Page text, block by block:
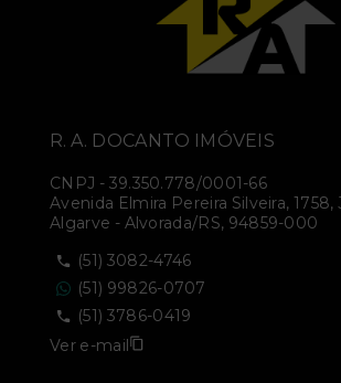
R. A. DOCANTO IMÓVEIS
CNPJ - 39.350.778/0001-66
Avenida Elmira Pereira Silveira, 1758,
Algarve - Alvorada/RS, 94859-000
(51) 3082-4746
(51) 99826-0707
(51) 3786-0419
Ver e-mail